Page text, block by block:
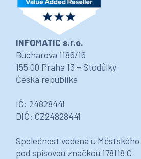
INFOMATIC s.r.o.
Bucharova 1186/16
155 00 Praha 13 – Stodůlky
Česká republika
IČ: 24828441
DIČ: CZ24828441
Společnost vedená u
pod spisovou značkou 178118 C